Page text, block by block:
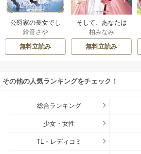
公爵家の長女でし
た
鈴音さや
無料立読み
そして、あなたは
私を捨てる
柏みなみ
無料立読み
その他の人気ランキングをチェック！
総合ランキング
少女・女性
TL・レディコミ